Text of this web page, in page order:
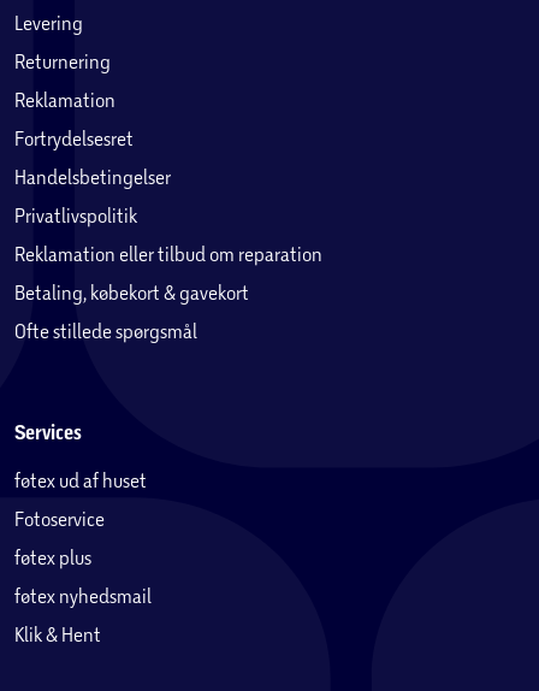
Levering
Returnering
Reklamation
Fortrydelsesret
Handelsbetingelser
Privatlivspolitik
Reklamation eller tilbud om reparation
Betaling, købekort & gavekort
Ofte stillede spørgsmål
Services
føtex ud af huset
Fotoservice
føtex plus
føtex nyhedsmail
Klik & Hent